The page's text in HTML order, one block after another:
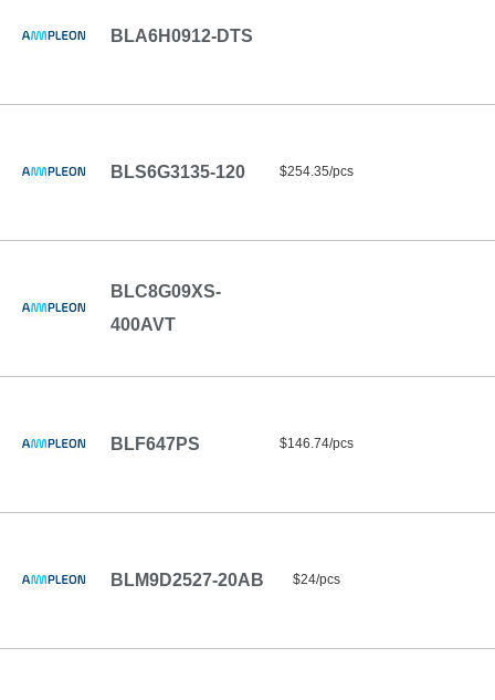
BLA6H0912-DTS
BLS6G3135-120 $254.35/pcs
BLC8G09XS-
400AVT
BLF647PS $146.74/pcs
BLM9D2527-20AB $24/pcs